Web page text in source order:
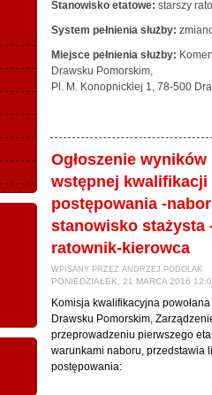
Stanowisko etatowe: starszy
System pełnienia służby:
Miejsce pełnienia służby:
Drawsku Pomorskim,
Pl. M. Konopnickiej 1, 78-500
Ogłoszenie
wstępnej kwalifikacji
postępowania -
stanowisko stażysta
ratownik-kierowca
WPISANY PRZEZ ANDRZEJ PODOLAK
PONIEDZIAŁEK, 21 MARCA 2016
Komisja kwalifikacyjna
Drawsku Pomorskim,
przeprowadzeniu pierwszego
warunkami naboru, przedstawia
postępowania: